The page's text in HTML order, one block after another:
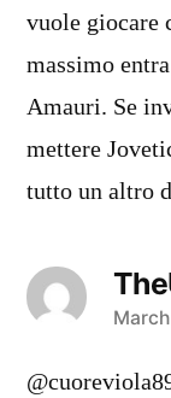
vuole giocare
massimo
Amauri. Se
mettere
tutto un altro
says: